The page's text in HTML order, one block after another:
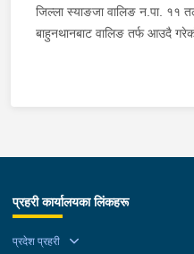
जिल्ला स्याङजा वालिङ न.पा. ११
बाहुनथानबाट वालिङ तर्फ आउदै
प्रहरी कार्यालयका लिंकहरू
प्रदेश प्रहरी